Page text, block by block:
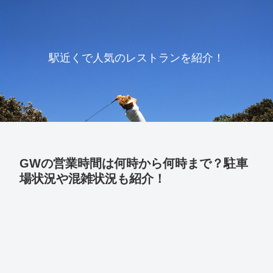
駅近くで人気のレストランを紹介！
GWの営業時間は何時から何時まで？駐車
場状況や混雑状況も紹介！